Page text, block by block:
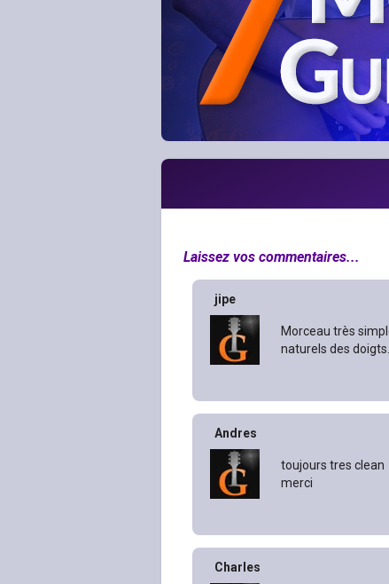
Laissez vos commentaires...
jipe
Morceau très
naturels des doigts.
Andres
toujours tres clean
merci
Charles